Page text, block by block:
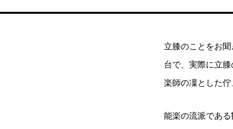
立膝のことをお
台で、実際に立
楽師の凜とした佇
能楽の流派であ